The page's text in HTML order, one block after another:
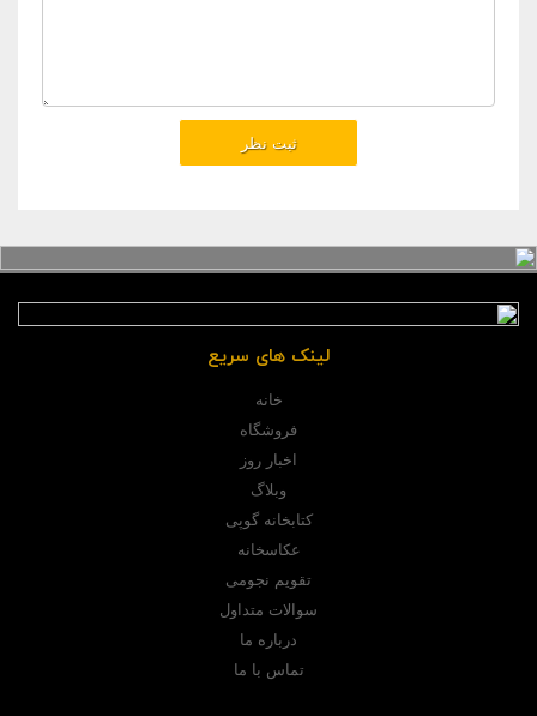
لینک های سریع
خانه
فروشگاه
اخبار روز
وبلاگ
کتابخانه گوپی
عکاسخانه
تقویم نجومی
سوالات متداول
درباره ما
تماس با ما